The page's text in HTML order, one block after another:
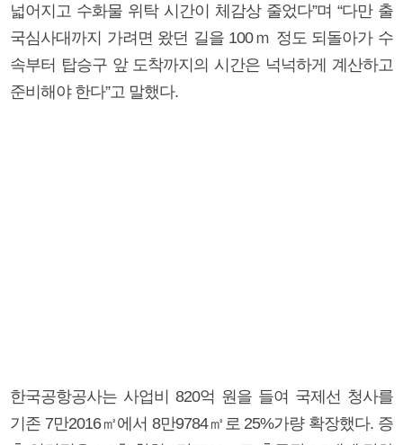
넓어지고 수화물 위탁 시간이 체감상 줄었다”며 “다만 출
국심사대까지 가려면 왔던 길을 100ｍ 정도 되돌아가 수
속부터 탑승구 앞 도착까지의 시간은 넉넉하게 계산하고
준비해야 한다”고 말했다.
한국공항공사는 사업비 820억 원을 들여 국제선 청사를
기존 7만2016㎡에서 8만9784㎡로 25%가량 확장했다. 증